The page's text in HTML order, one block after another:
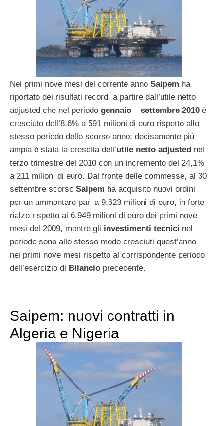
Nei primi nove mesi del corrente anno Saipem ha
riportato dei risultati record, a partire dall’utile netto
adjusted che nel periodo gennaio – settembre 2010 è
cresciuto dell’8,6% a 591 milioni di euro rispetto allo
stesso periodo dello scorso anno; decisamente più
ampia è stata la crescita dell’utile netto adjusted nel
terzo trimestre del 2010 con un incremento del 24,1%
a 211 milioni di euro. Dal fronte delle commesse, al 30
settembre scorso Saipem ha acquisito nuovi ordini
per un ammontare pari a 9.623 milioni di euro, in forte
rialzo rispetto ai 6.949 milioni di euro dei primi nove
mesi del 2009, mentre gli investimenti tecnici nel
periodo sono allo stesso modo cresciuti quest’anno
nei primi nove mesi rispetto al corrispondente periodo
dell’esercizio di Bilancio precedente.
Saipem: nuovi contratti in
Algeria e Nigeria